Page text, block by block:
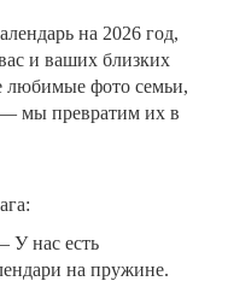
на 2026 год,
и ваших близких
любимые фото семьи,
мы превратим их в
У нас есть
на пружине.